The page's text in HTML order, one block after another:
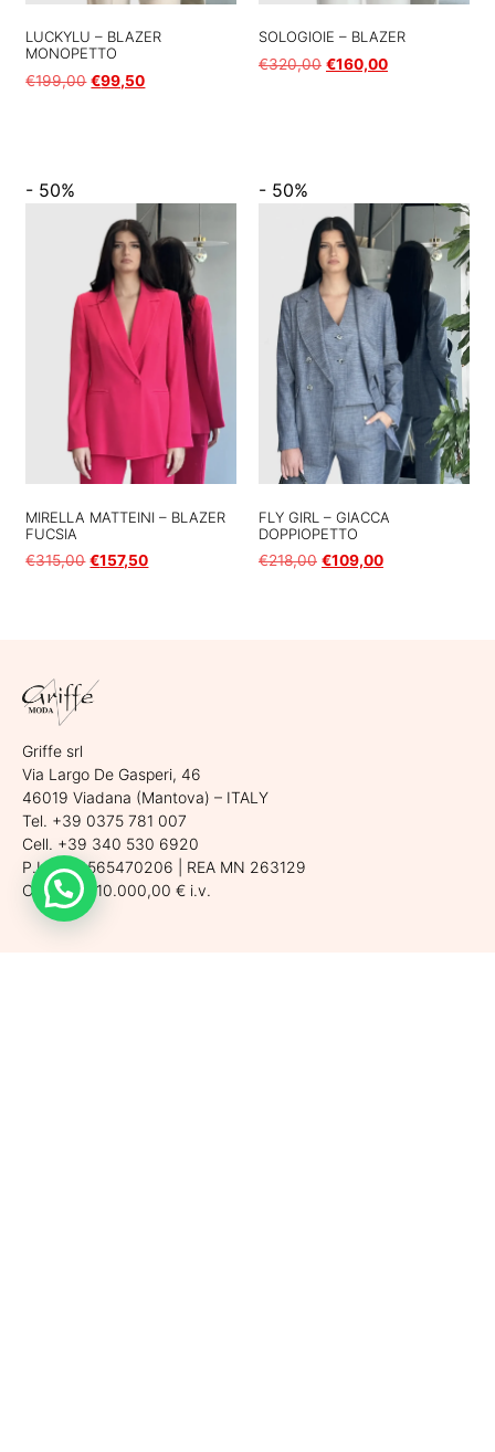
LUCKYLU – BLAZER
MONOPETTO
€199,00 €99,50
SOLOGIOIE – BLAZER
€320,00 €160,00
- 50%
MIRELLA MATTEINI – BLAZER
FUCSIA
€315,00 €157,50
- 50%
FLY GIRL – GIACCA
DOPPIOPETTO
€218,00 €109,00
Griffe srl
Via Largo De Gasperi, 46
46019 Viadana (Mantova) – ITALY
Tel. +39 0375 781 007
Cell. +39 340 530 6920
P.Iva. 02565470206 | REA MN 263129
Cap. Soc. 10.000,00 € i.v.